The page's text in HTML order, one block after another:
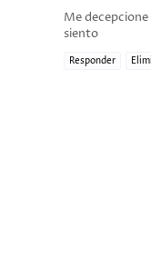
Me
siento
Responder